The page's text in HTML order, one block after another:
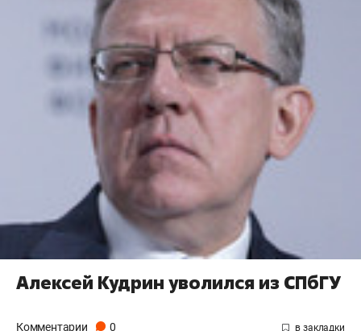
Алексей Кудрин уволился из СПбГУ
Комментарии 0